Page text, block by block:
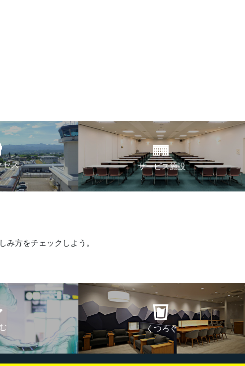
セス サービス施設
方をチェックしよう。
くつろぐ